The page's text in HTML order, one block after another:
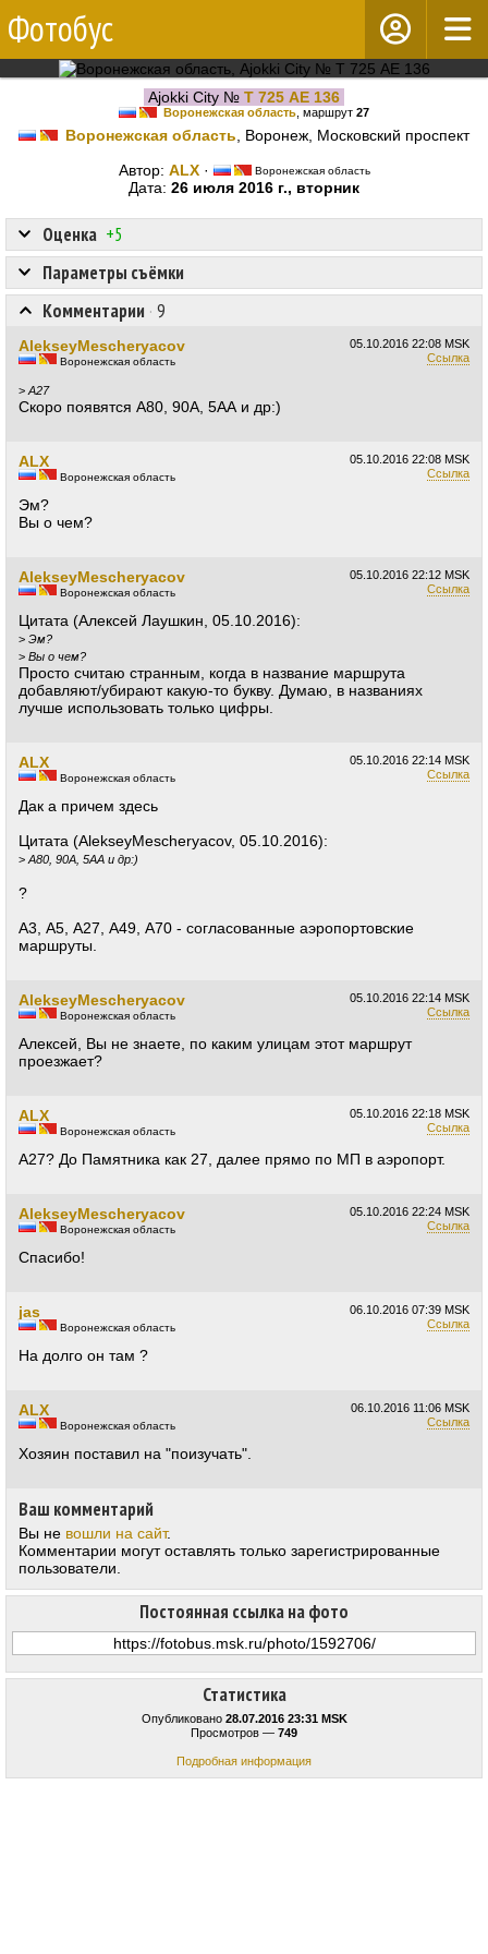
Фотобус
Ajokki City № Т 725 АЕ 136
Воронежская область , маршрут 27
Воронежская область , Воронеж, Московский проспект
Автор: ALX· Воронежская область
Дата: 26 июля 2016 г., вторник
Статистика
Опубликовано 28.07.2016 23:31 MSK
Просмотров — 749
Подробная информация
Оценка +5
Постоянная ссылка на фото
Параметры съёмки
Комментарии · 9
05.10.2016 22:08 MSK
Ссылка
AlekseyMescheryacov
Воронежская область
> А27
Скоро появятся А80, 90А, 5АА и др:)
05.10.2016 22:08 MSK
Ссылка
ALX
Воронежская область
Эм?
Вы о чем?
05.10.2016 22:12 MSK
Ссылка
AlekseyMescheryacov
Воронежская область
Цитата (Алексей Лаушкин, 05.10.2016):
> Эм?
> Вы о чем?
Просто считаю странным, когда в название маршрута
добавляют/убирают какую-то букву. Думаю, в названиях
лучше использовать только цифры.
05.10.2016 22:14 MSK
Ссылка
ALX
Воронежская область
Дак а причем здесь
Цитата (AlekseyMescheryacov, 05.10.2016):
> А80, 90А, 5АА и др:)
?
А3, А5, А27, А49, А70 - согласованные аэропортовские
маршруты.
05.10.2016 22:14 MSK
Ссылка
AlekseyMescheryacov
Воронежская область
Алексей, Вы не знаете, по каким улицам этот маршрут
проезжает?
05.10.2016 22:18 MSK
Ссылка
ALX
Воронежская область
А27? До Памятника как 27, далее прямо по МП в аэропорт.
05.10.2016 22:24 MSK
Ссылка
AlekseyMescheryacov
Воронежская область
Спасибо!
06.10.2016 07:39 MSK
Ссылка
jas
Воронежская область
На долго он там ?
06.10.2016 11:06 MSK
Ссылка
ALX
Воронежская область
Хозяин поставил на "поизучать".
Ваш комментарий
Вы не вошли на сайт.
Комментарии могут оставлять только зарегистрированные
пользователи.